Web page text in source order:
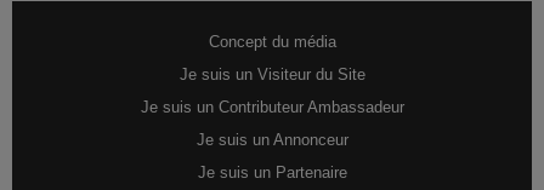
Concept du média
Je suis un Visiteur du Site
Je suis un Contributeur Ambassadeur
Je suis un Annonceur
Je suis un Partenaire